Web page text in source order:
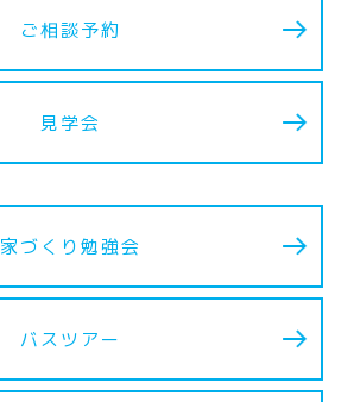
ご相談予約
見学会
家づくり勉強会
バスツアー